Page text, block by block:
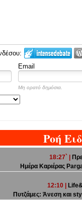
Email
Μη ορατό δημόσια.
Ροή
18:27` |
Ημέρα Καριέρας
12:10 |
Πυτζάμες: Άνεση και